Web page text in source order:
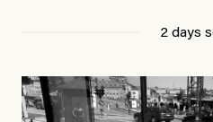
McGowan riktar sin kritik
2 days